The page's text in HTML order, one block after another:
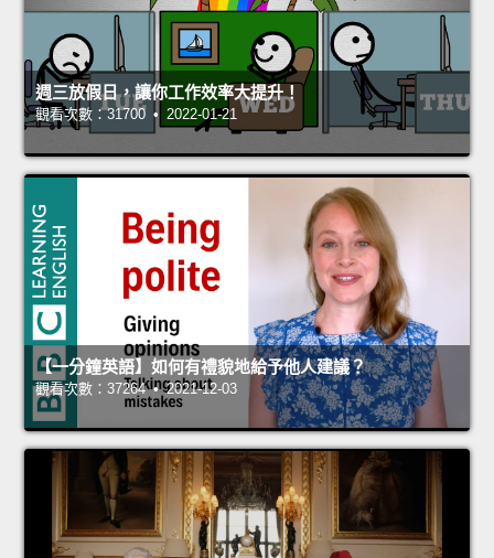
週三放假日，讓你工作效率大提升！
觀看次數：31700 • 2022-01-21
【一分鐘英語】如何有禮貌地給予他人建議？
觀看次數：37264 • 2021-12-03